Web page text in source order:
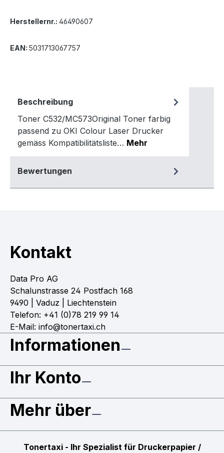
Herstellernr.: 46490607
EAN: 5031713067757
Beschreibung
Toner C532/MC573Original Toner farbig
passend zu OKI Colour Laser Drucker
gemäss Kompatibilitätsliste… Mehr
Bewertungen
Kontakt
Data Pro AG
Schalunstrasse 24 Postfach 168
9490 | Vaduz | Liechtenstein
Telefon: +41 (0)78 219 99 14
E-Mail: info@tonertaxi.ch
Informationen
Ihr Konto
Mehr über
Tonertaxi - Ihr Spezialist für Druckerpapier /